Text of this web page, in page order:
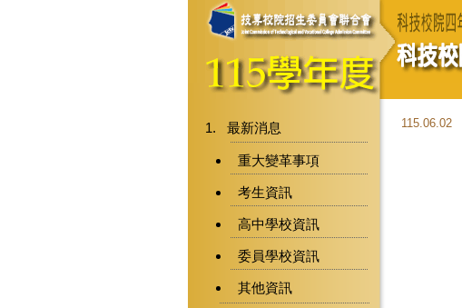
最新消息
重大變革事項
考生資訊
高中學校資訊
委員學校資訊
其他資訊
115.06.02